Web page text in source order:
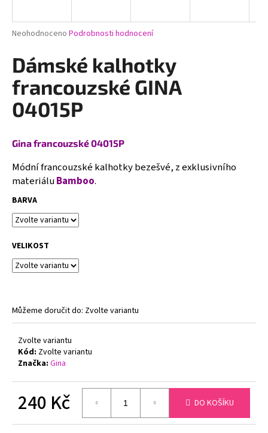
Průměrné
produktu
je
0,0
z
5
hvězdiček.
Neohodnoceno Podrobnosti hodnocení
Dámské kalhotky
francouzské GINA
04015P
Gina francouzské 04015P
Módní francouzské kalhotky bezešvé, z exklusivního
materiáluBamboo.
BARVA
VELIKOST
Můžeme doručit do: Zvolte variantu
Zvolte variantu
Kód: Zvolte variantu
Značka: Gina
240 Kč DO KOŠÍKU
j
t
?
HLEDAT
o
p
o
r
u
č
e
m
DÁMSKÝ
ŽUPAN
SE
ŠÁLOVÝM